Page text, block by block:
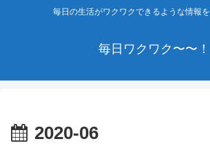
毎日の生活がワクワクできるような情報
毎日ワクワク〜〜！
2020-06